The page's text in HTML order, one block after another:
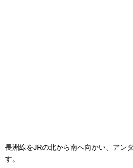
長洲線をJRの北から南へ向かい、アン
す。